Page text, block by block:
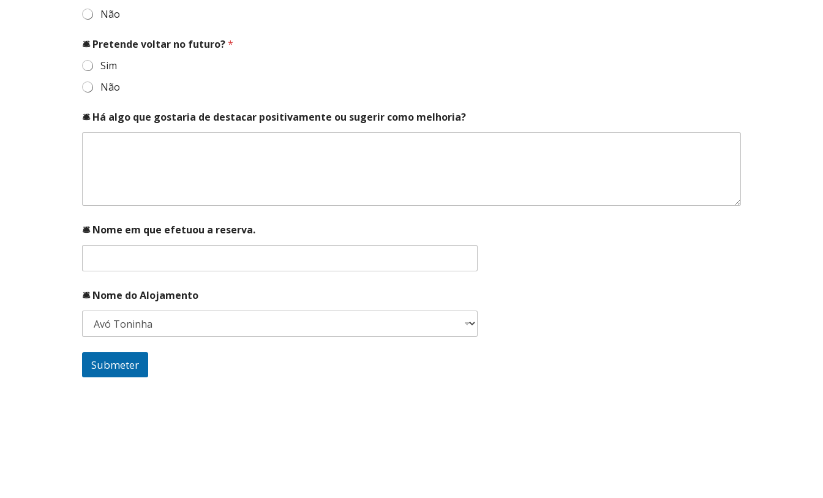
Não
🛎️ Pretende voltar no futuro?*
Sim
Não
🛎️ Há algo que gostaria de destacar positivamente ou sugerir como melhoria?
🛎️ Nome em que efetuou a reserva.
🛎️ Nome do Alojamento
Submeter